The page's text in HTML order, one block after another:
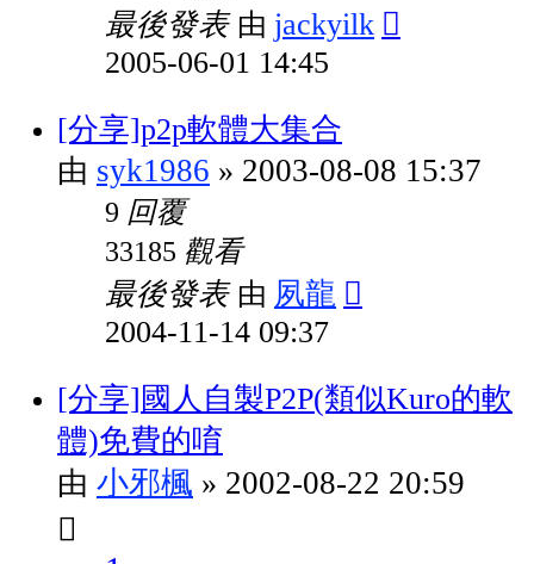
最後發表 由 jackyilk
2005-06-01 14:45
[分享]p2p軟體大集合
由 syk1986 » 2003-08-08 15:37
9 回覆
33185 觀看
最後發表 由 夙龍
2004-11-14 09:37
[分享]國人自製P2P(類似Kuro的軟
體)免費的唷
由 小邪楓 » 2002-08-22 20:59